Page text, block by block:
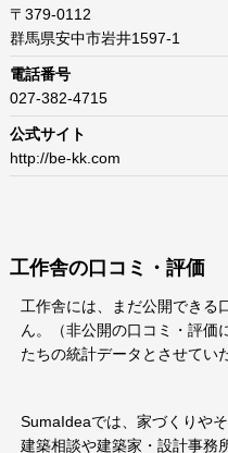
〒379-0112
群馬県安中市岩井1597-1
電話番号
027-382-4715
公式サイト
http://be-kk.com
工作舎の口コミ・評価
工作舎には、まだ公開できる
ん。（非公開の口コミ・評価
たちの統計データとさせてい
SumaIdeaでは、家づくりや
建築相談や建築家・設計事務